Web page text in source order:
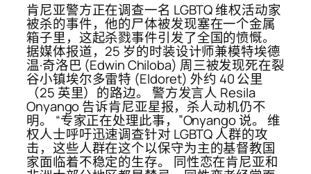
肯尼亚警方正在调查一名 LGBTQ 维权活动家
被杀的事件，他的尸体被发现塞在一个金属
箱子里，这起杀戮事件引发了全国的愤慨。
据媒体报道，25 岁​​的时装设计师兼模特埃德
温·奇洛巴 (Edwin Chiloba) 周三被发现死在裂
谷小镇埃尔多雷特 (Eldoret) 外约 40 公里
（25 英里）的路边。 警方发言人 Resila
Onyango 告诉肯尼亚星报，杀人动机仍不
明。 “专家正在处理此事，”Onyango 说。 维
权人士呼吁迅速调查针对 LGBTQ 人群的攻
击，这些人群在这个以保守为主的基督教国
家面临着不稳定的生存。 同性恋在肯尼亚和